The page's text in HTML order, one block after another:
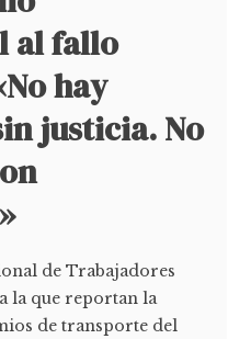
al fallo
hay
justicia. No
de Trabajadores
la que reportan la
de transporte del